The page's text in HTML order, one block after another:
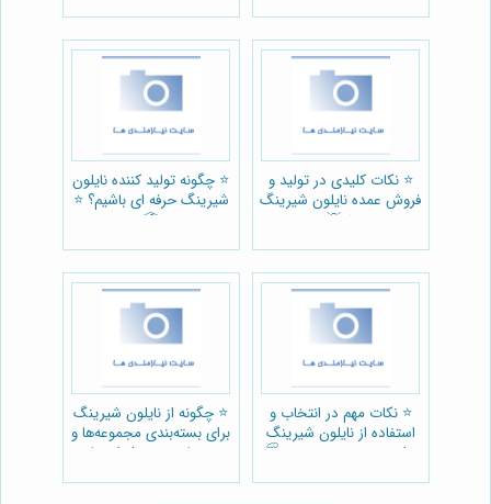
⭐️ نکات کلیدی در تولید و
فروش عمده نایلون شیرینگ
⭐️ 💡
⭐️ چگونه تولید کننده نایلون
شیرینگ حرفه ای باشیم؟ ⭐️
📦
⭐️ نکات مهم در انتخاب و
استفاده از نایلون شیرینگ
برای بسته‌بندی صنعتی 🏭
⭐️ چگونه از نایلون شیرینگ
برای بسته‌بندی مجموعه‌ها و
ست‌های محصول استفاده